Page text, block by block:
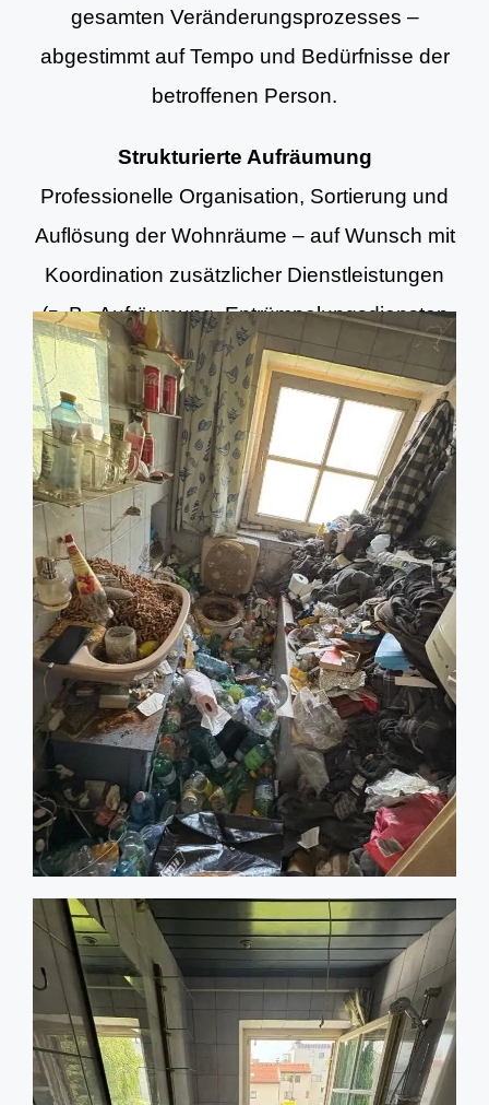
gesamten Veränderungsprozesses –
abgestimmt auf Tempo und Bedürfnisse der
betroffenen Person.
Strukturierte Aufräumung
Professionelle Organisation, Sortierung und
Auflösung der Wohnräume – auf Wunsch mit
Koordination zusätzlicher Dienstleistungen
(z. B. Aufräumung, Entrümpelungsdiensten
und Grundreinigung).